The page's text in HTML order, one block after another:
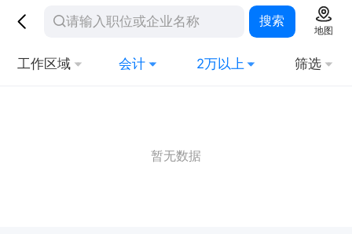
搜索
地图
工作区域 会计 2万以上 筛选
暂无数据